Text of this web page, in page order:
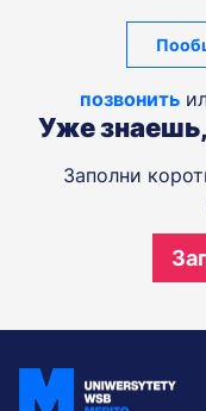
позвонить
Уже
Заполни